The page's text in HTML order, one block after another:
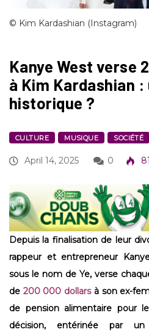
© Kim Kardashian (Instagram)
Kanye West verse
à Kim Kardashian
historique ?
CULTURE MUSIQUE SOCIÉTÉ
April 14, 2025 0
Depuis la finalisation de leur
rappeur et entrepreneur
sous le nom de Ye, verse
de 200 000 dollarsà son ex-
de pension alimentaire pour
décision, entérinée par